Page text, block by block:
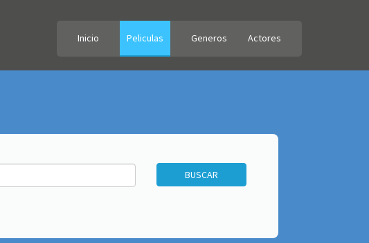
Inicio Peliculas Generos Actores